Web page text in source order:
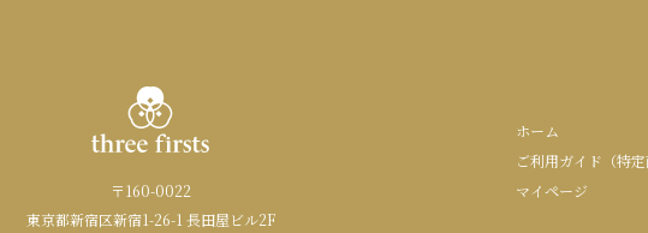
〒160-0022
東京都新宿区新宿1-26-1 長田屋ビル2F
ホーム
ご利用ガイド（特定
マイページ